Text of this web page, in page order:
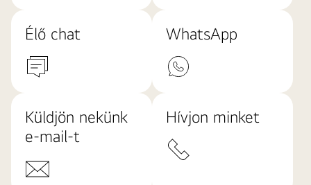
Élő chat WhatsApp
Küldjön nekünk
e-mail-t
Hívjon minket